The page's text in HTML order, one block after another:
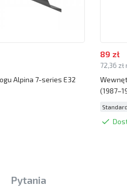
Alpina 7-series E32
89 zł
72,36
Pytania